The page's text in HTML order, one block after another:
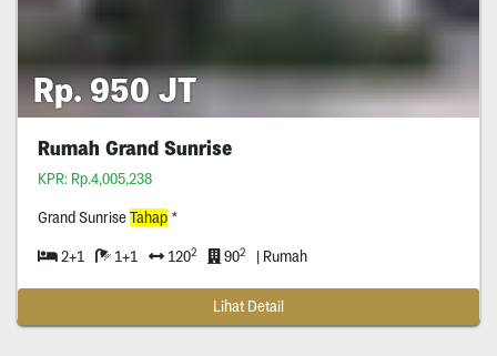
Rp. 950 JT
Rumah Grand Sunrise
KPR: Rp.4,005,238
Grand SunriseTahap*
2+1 1+1 1202 902 | Rumah
Lihat Detail